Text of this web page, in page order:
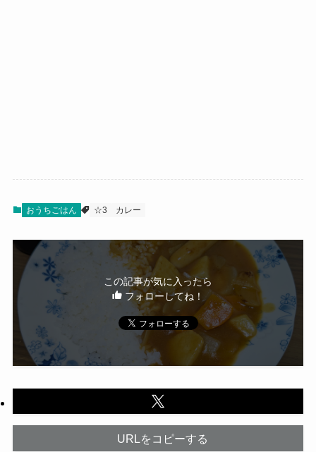
おうちごはん ☆3 カレー
この記事が気に入ったら
フォローしてね！
URLをコピーする